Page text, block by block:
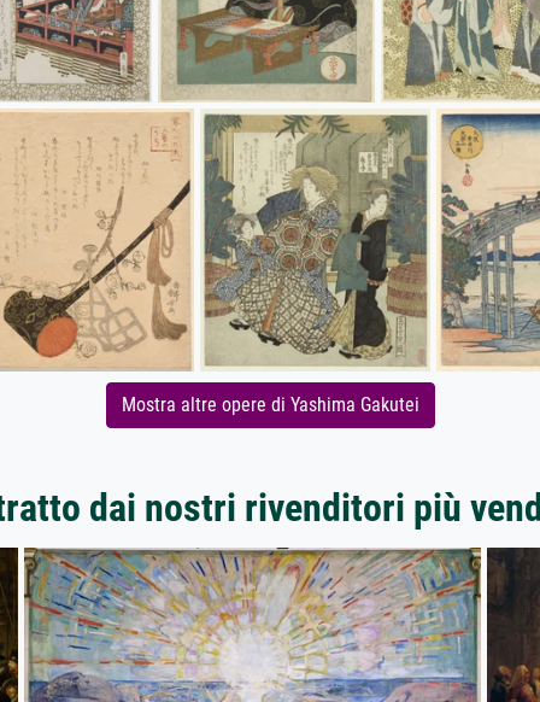
Mostra altre opere di Yashima Gakutei
dai nostri rivenditori più